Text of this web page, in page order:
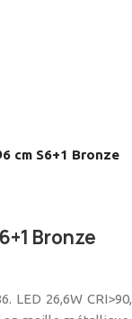
cm S6+1 Bronze
Bronze
LED 26,6W CRI>90,